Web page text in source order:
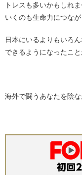
トレスも多いかもしれ
いくのも生命力につなが
日本にいるよりもいろ
できるようになったこ
海外で闘うあなたを陰